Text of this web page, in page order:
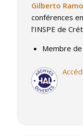
Gilberto
conférences
l’INSPE de
Membre de